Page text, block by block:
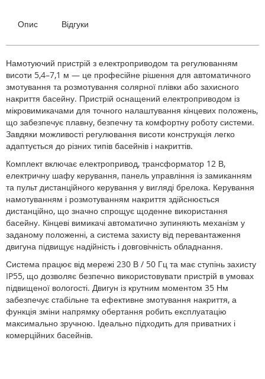
Опис Відгуки
Намотуючий пристрій з електроприводом та регулюванням
висоти 5,4–7,1 м — це професійне рішення для автоматичного
змотування та розмотування солярної плівки або захисного
накриття басейну. Пристрій оснащений електроприводом із
мікровимикачами для точного налаштування кінцевих положень,
що забезпечує плавну, безпечну та комфортну роботу системи.
Завдяки можливості регулювання висоти конструкція легко
адаптується до різних типів басейнів і накриттів.
Комплект включає електропривод, трансформатор 12 В,
електричну шафу керування, панель управління із замиканням
та пульт дистанційного керування у вигляді брелока. Керування
намотуванням і розмотуванням накриття здійснюється
дистанційно, що значно спрощує щоденне використання
басейну. Кінцеві вимикачі автоматично зупиняють механізм у
заданому положенні, а система захисту від перевантаження
двигуна підвищує надійність і довговічність обладнання.
Система працює від мережі 230 В / 50 Гц та має ступінь захисту
IP55, що дозволяє безпечно використовувати пристрій в умовах
підвищеної вологості. Двигун із крутним моментом 35 Нм
забезпечує стабільне та ефективне змотування накриття, а
функція зміни напрямку обертання робить експлуатацію
максимально зручною. Ідеально підходить для приватних і
комерційних басейнів.